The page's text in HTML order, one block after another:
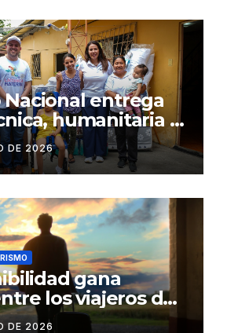
entrega
humanitaria y
Gallegos Lara a
situación de
DE 2026
gana
los viajeros de
DE 2026